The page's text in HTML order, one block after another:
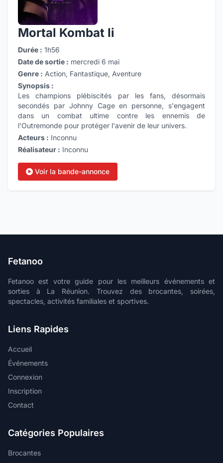
Mortal Kombat Ii
Durée : 1h56
Date de sortie : mercredi 6 mai
Genre : Action, Fantastique, Aventure
Synopsis :
Les champions plébiscités par les fans, désormais
secondés par Johnny Cage en personne, s'engagent
dans un combat ultime contre les ennemis de
l'Outremonde pour protéger l'avenir de leur univers.
Acteurs : Inconnu
Réalisateur : Inconnu
Voir la bande-annonce
Fetanoo
Fetanoo est votre guide pour les meilleurs événements et
sorties à La Réunion. Trouvez des brocantes, soirées,
spectacles, activités familiales et sportives.
Liens Rapides
Accueil
Événements
Connexion
Inscription
Contact
Catégories Populaires
Brocantes